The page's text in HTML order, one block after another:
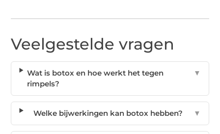
Veelgestelde vragen
Wat is botox en hoe werkt het tegen
rimpels?
▼
Welke bijwerkingen kan botox hebben? ▼